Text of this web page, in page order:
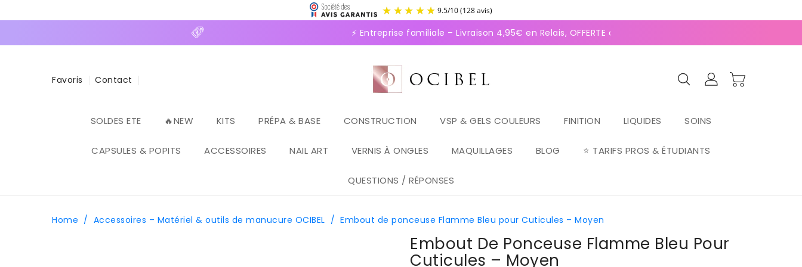
⚡ Entreprise familiale – Livraison 4,95€ en Relais, OFFERTE dès 70€ ⚡Paiement 2-4x Alma ⚡
Favoris Contact
SOLDES ETE 🔥NEW KITS PRÉPA & BASE CONSTRUCTION VSP & GELS COULEURS FINITION LIQUIDES SOINS
CAPSULES & POPITS ACCESSOIRES NAIL ART VERNIS À ONGLES MAQUILLAGES BLOG ⭐ TARIFS PROS & ÉTUDIANTS
QUESTIONS / RÉPONSES
Home / Accessoires – Matériel & outils de manucure OCIBEL / Embout de ponceuse Flamme Bleu pour Cuticules – Moyen
Embout De Ponceuse Flamme Bleu Pour
Cuticules – Moyen